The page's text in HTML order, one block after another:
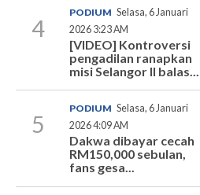
4
PODIUM Selasa, 6 Januari
2026 3:23 AM
[VIDEO] Kontroversi
pengadilan ranapkan
misi Selangor II balas...
5
PODIUM Selasa, 6 Januari
2026 4:09 AM
Dakwa dibayar cecah
RM150,000 sebulan,
fans gesa...